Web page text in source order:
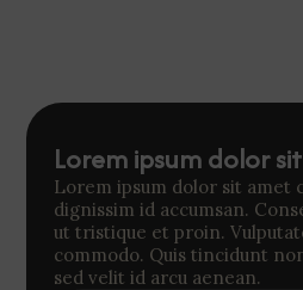
Lorem ipsum dolor
Lorem ipsum dolor sit amet
dignissim id accumsan.
ut tristique et proin.
commodo. Quis tincidunt
sed velit id arcu aenean.